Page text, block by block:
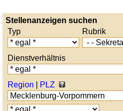
Stellenanzeigen suchen
Typ
Rubrik
Dienstverhältnis
Region
PLZ